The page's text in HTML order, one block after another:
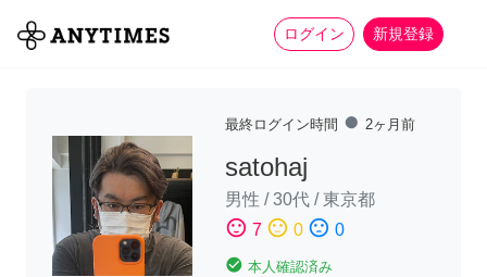
ログイン 新規登録
全て 家事 more_horiz
最終ログイン時間 fiber_manual_record 2ヶ月前
satohaj
男性 /30代 /東京都
sentiment_satisfied 7 sentiment_neutral 0 sentiment_dissatisfied 0
check_circle 本人確認済み